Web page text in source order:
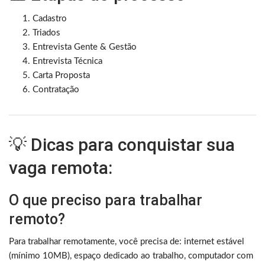
Cadastro
Triados
Entrevista Gente & Gestão
Entrevista Técnica
Carta Proposta
Contratação
💡 Dicas para conquistar sua
vaga remota:
O que preciso para trabalhar
remoto?
Para trabalhar remotamente, você precisa de: internet estável
(mínimo 10MB), espaço dedicado ao trabalho, computador com